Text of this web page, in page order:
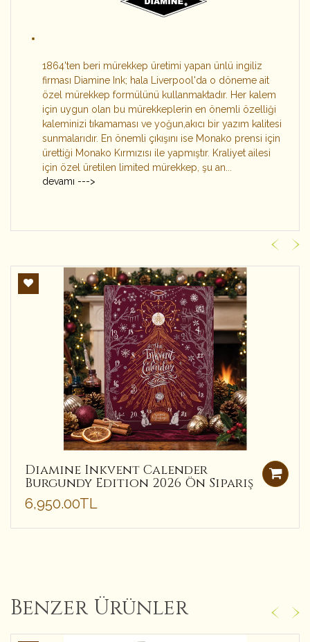
1864'ten beri mürekkep üretimi yapan ünlü ingiliz
firması Diamine Ink; hala Liverpool'da o döneme ait
özel mürekkep formülünü kullanmaktadır. Her kalem
için uygun olan bu mürekkeplerin en önemli özelliği
kaleminizi tıkamaması ve yoğun,akıcı bir yazım kalitesi
sunmalarıdır. En önemli çıkışını ise Monako prensi için
ürettiği Monako Kırmızısı ile yapmıştır. Kraliyet ailesi
için özel üretilen limited mürekkep, şu an...
devamı --->
Diamine Inkvent Calender
Burgundy Edition 2026 Ön Sipariş
6,950.00TL
Benzer Ürünler